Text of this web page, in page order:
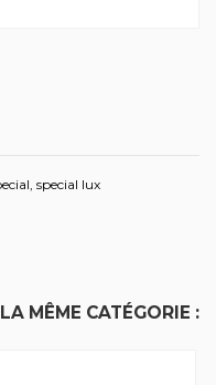
special lux
MÊME CATÉGORIE :